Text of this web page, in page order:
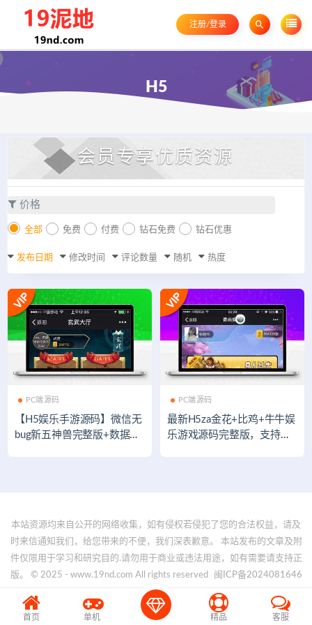
注册/登录
H5
会员专享优质资源
价格
全部 免费 付费 钻石免费 钻石优惠
发布日期 修改时间 评论数量 随机 热度
PC端源码
【H5娱乐手游源码】微信无
bug新五神兽完整版+数据库
PC端源码
最新H5za金花+比鸡+牛牛娱
乐游戏源码完整版，支持手
本站资源均来自公开的网络收集，如有侵权若侵犯了您的合法权益，请及
时来信通知我们，给您带来的不便，我们深表歉意。 本站发布的文章及附
件仅限用于学习和研究目的.请勿用于商业或违法用途，如有需要请支持正
版。 © 2025 - www.19nd.com All rights reserved
闽ICP备2024081646
号-1
首页 单机 精品 客服